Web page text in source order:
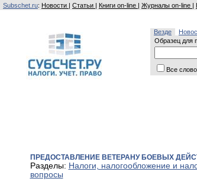
Subschet.ru: Новости | Статьи | Книги on-line | Журналы on-line |
Везде
Образец для
Все
ПРЕДОСТАВЛЕНИЕ ВЕТЕРАНУ БОЕВЫХ
Разделы: Налоги, налогообложение и
вопросы